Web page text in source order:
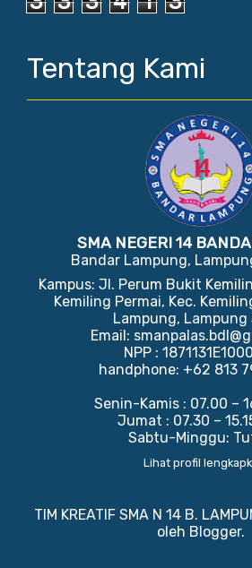
Tentang Kami
SMA NEGERI 14
Bandar Lampung,
Kampus: Jl. Perum Bukit
Kemiling Permai, Kec.
Lampung, Lampung
Email:
NPP :
handphone: +62 813
Senin-Kamis : 07.00 –
Jumat : 07.30 –
Sabtu-Minggu:
Lihat profil
TIM KREATIF SMA N 14 B.
oleh Blogger.